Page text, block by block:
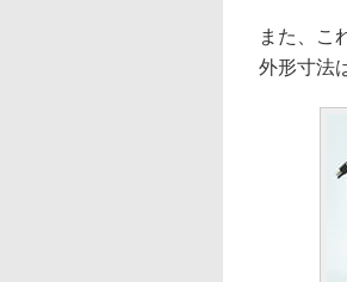
また、こ
外形寸法